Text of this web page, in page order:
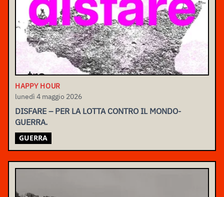
HAPPY HOUR
lunedì 4 maggio 2026
DISFARE – PER LA LOTTA CONTRO IL MONDO-
GUERRA.
GUERRA